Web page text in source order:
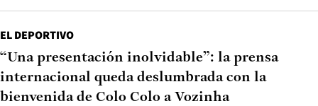
EL DEPORTIVO
“Una presentación inolvidable”: la prensa
internacional queda deslumbrada con la
bienvenida de Colo Colo a Vozinha